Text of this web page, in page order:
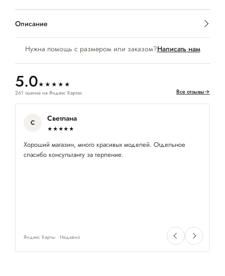
Нужна помощь с размером или заказом?Написать нам
5.0★★★★★
261 оценка на Яндекс Картах Все отзывы→
С Светлана
★★★★★
Хороший магазин, много красивых моделей. Отдельное
спасибо консультанту за терпение.
Яндекс Карты Недавно
Описание